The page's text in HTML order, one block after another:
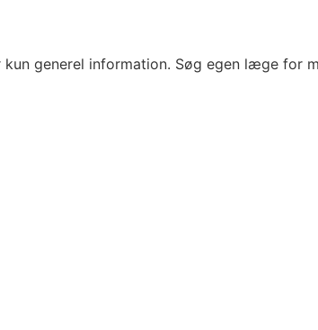
generel information. Søg egen læge for